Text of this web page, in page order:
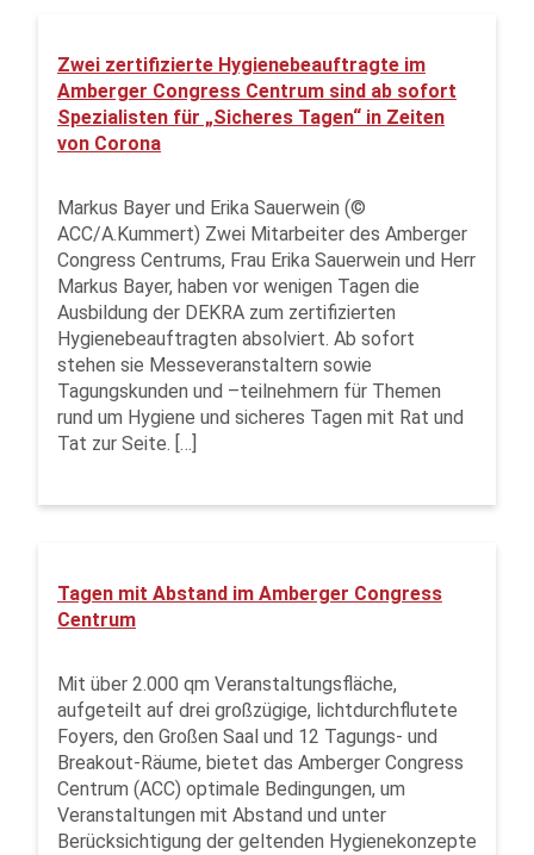
Zwei zertifizierte Hygienebeauftragte im
Amberger Congress Centrum sind ab sofort
Spezialisten für „Sicheres Tagen“ in Zeiten
von Corona
Markus Bayer und Erika Sauerwein (©
ACC/A.Kummert) Zwei Mitarbeiter des Amberger
Congress Centrums, Frau Erika Sauerwein und Herr
Markus Bayer, haben vor wenigen Tagen die
Ausbildung der DEKRA zum zertifizierten
Hygienebeauftragten absolviert. Ab sofort
stehen sie Messeveranstaltern sowie
Tagungskunden und –teilnehmern für Themen
rund um Hygiene und sicheres Tagen mit Rat und
Tat zur Seite. […]
Tagen mit Abstand im Amberger Congress
Centrum
Mit über 2.000 qm Veranstaltungsfläche,
aufgeteilt auf drei großzügige, lichtdurchflutete
Foyers, den Großen Saal und 12 Tagungs- und
Breakout-Räume, bietet das Amberger Congress
Centrum (ACC) optimale Bedingungen, um
Veranstaltungen mit Abstand und unter
Berücksichtigung der geltenden Hygienekonzepte